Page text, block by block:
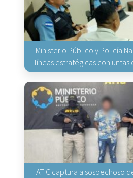
Ministerio Público y Policía
líneas estratégicas
ATIC captura a sospechoso